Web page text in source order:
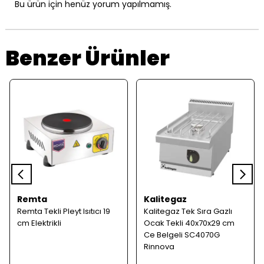
Bu ürün için henüz yorum yapılmamış.
Benzer Ürünler
Remta
Remta Tekli Pleyt Isıtıcı 19
cm Elektrikli
Kalitegaz
Kalitegaz Tek Sıra Gazlı
Ocak Tekli 40x70x29 cm
Ce Belgeli SC4070G
Rinnova